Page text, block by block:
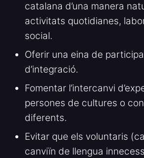
catalana d’una manera
activitats quotidianes,
social.
Oferir una eina de
d’integració.
Fomentar l’intercanvi
persones de cultures o
diferents.
Evitar que els voluntaris
canviïn de llengua